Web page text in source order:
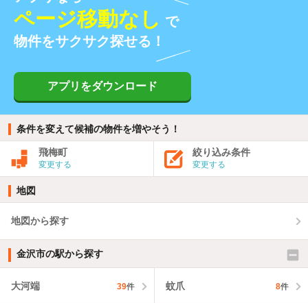
ページ移動なし で
物件をサクサク探せる！
アプリをダウンロード
条件を変えて候補の物件を増やそう！
飛梅町
変更する
絞り込み条件
変更する
地図
地図から探す
金沢市の駅から探す
大河端 39件 蚊爪 8件